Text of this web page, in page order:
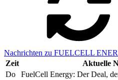
Nachrichten zu FUELCELL
Zeit
Aktuelle
Do
FuelCell Energy: Der Deal,